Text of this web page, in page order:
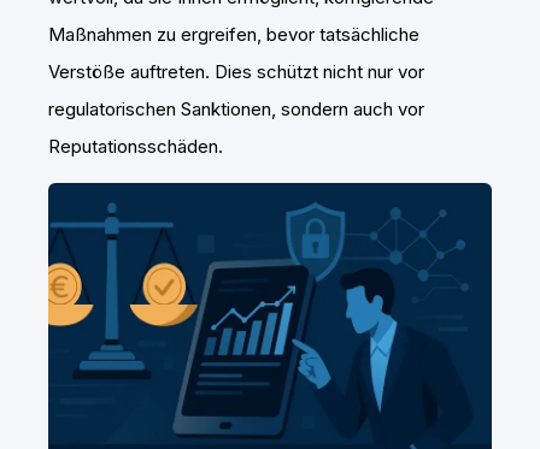
Maßnahmen zu ergreifen, bevor tatsächliche
Verstöße auftreten. Dies schützt nicht nur vor
regulatorischen Sanktionen, sondern auch vor
Reputationsschäden.